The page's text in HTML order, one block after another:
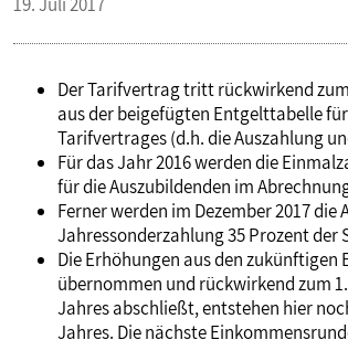
PUBLIKATIONEN
TERMINE & VERANSTALTUNGEN
MITGLIEDSCHAFT & SERVICE
Der Tarifvertrag tritt rückwirkend
aus der beigefügten Entgelttabelle
Tarifvertrages (d.h. die Auszahlung
Für das Jahr 2016 werden die
für die Auszubildenden im
Ferner werden im Dezember 2017
Jahressonderzahlung 35 Prozent
Die Erhöhungen aus den
übernommen und rückwirkend zum
Jahres abschließt, entstehen hier
Jahres. Die nächste